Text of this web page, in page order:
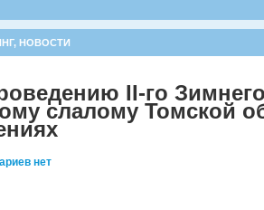
, НОВОСТИ
II-го
слалому Томской
нет